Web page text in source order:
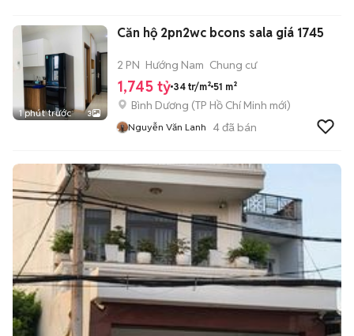
1 phút trước 3
Căn hộ 2pn2wc bcons sala giá 1745
2 PN Hướng Nam Chung cư
1,745 tỷ 34 tr/m² 51 m²
Bình Dương (TP Hồ Chí Minh mới)
Nguyễn Văn Lanh 4đã bán